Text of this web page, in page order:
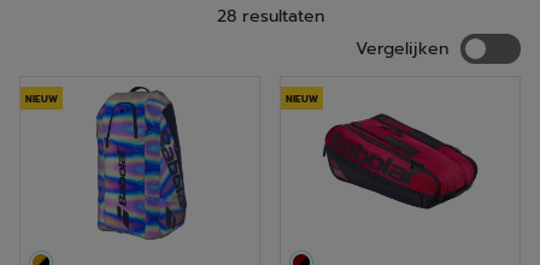
28 resultaten
Vergelijken
NIEUW NIEUW